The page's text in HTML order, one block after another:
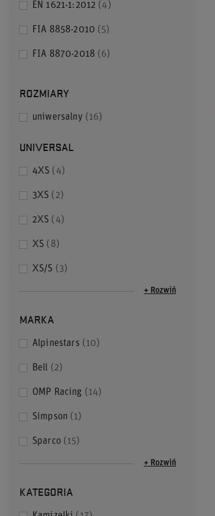
EN 1621-1:2012 4
FIA 8858-2010 5
FIA 8870-2018 6
ROZMIARY
uniwersalny 16
UNIVERSAL
4XS 4
3XS 2
2XS 4
XS 8
XS/S 3
+ Rozwiń
MARKA
Alpinestars 10
Bell 2
OMP Racing 14
Simpson 1
Sparco 15
+ Rozwiń
KATEGORIA